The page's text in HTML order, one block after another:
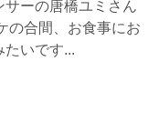
ーの唐橋ユミさん
の合間、お食事にお
たいです...